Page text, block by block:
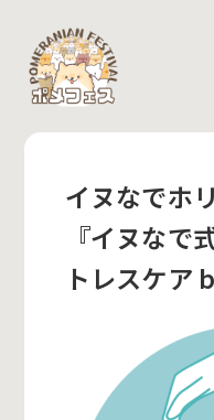
イヌなでホ
『イヌなで
トレスケア